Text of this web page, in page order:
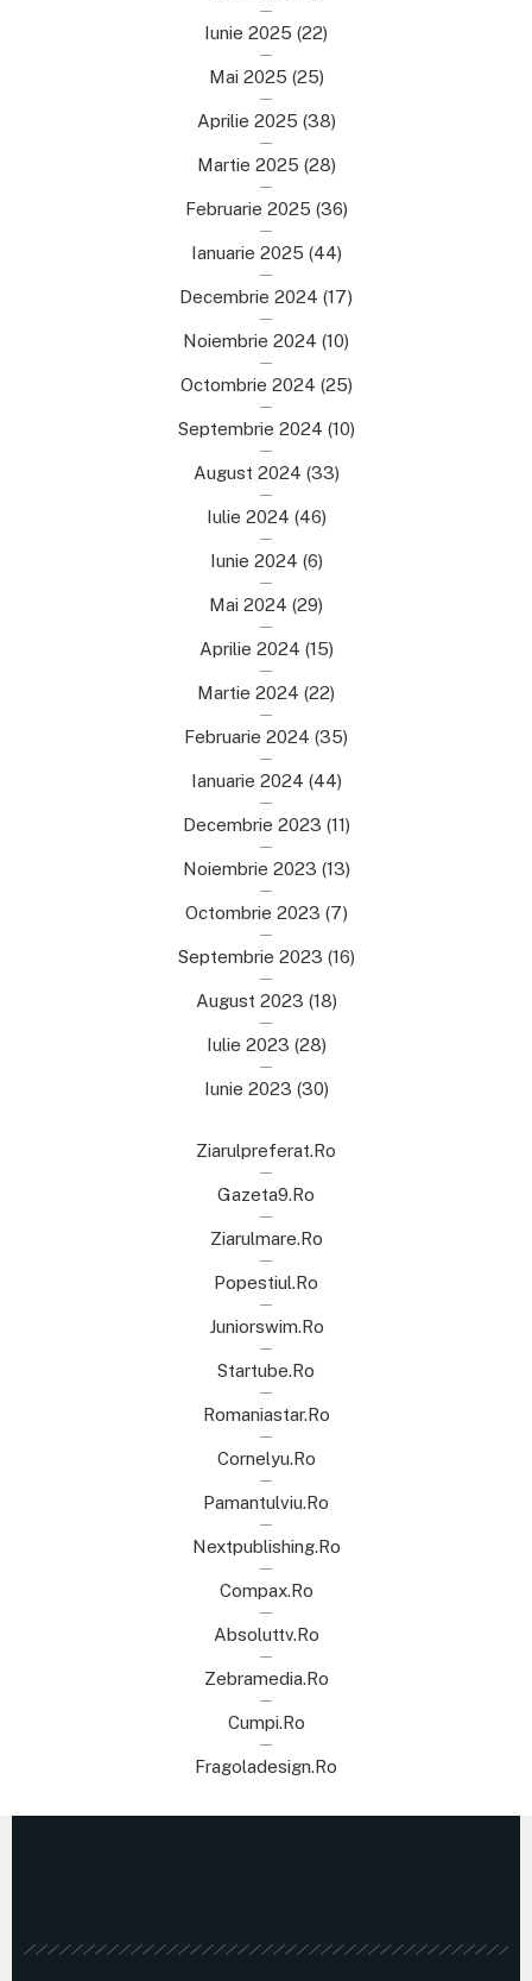
Iunie 2025 (22)
Mai 2025 (25)
Aprilie 2025 (38)
Martie 2025 (28)
Februarie 2025 (36)
Ianuarie 2025 (44)
Decembrie 2024 (17)
Noiembrie 2024 (10)
Octombrie 2024 (25)
Septembrie 2024 (10)
August 2024 (33)
Iulie 2024 (46)
Iunie 2024 (6)
Mai 2024 (29)
Aprilie 2024 (15)
Martie 2024 (22)
Februarie 2024 (35)
Ianuarie 2024 (44)
Decembrie 2023 (11)
Noiembrie 2023 (13)
Octombrie 2023 (7)
Septembrie 2023 (16)
August 2023 (18)
Iulie 2023 (28)
Iunie 2023 (30)
Ziarulpreferat.ro
Gazeta9.ro
Ziarulmare.ro
Popestiul.ro
Juniorswim.ro
Startube.ro
Romaniastar.ro
Cornelyu.ro
Pamantulviu.ro
Nextpublishing.ro
Compax.ro
Absoluttv.ro
Zebramedia.ro
Cumpi.ro
Fragoladesign.ro